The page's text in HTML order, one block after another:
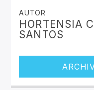
AUTOR
HORTENSIA
SANTOS